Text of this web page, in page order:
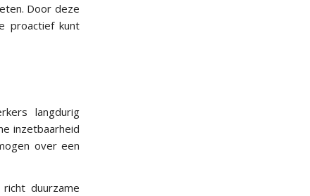
Door deze
proactief kunt
langdurig
inzetbaarheid
over een
duurzame